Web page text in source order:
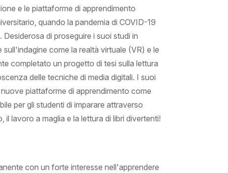
e le piattaforme di apprendimento
quando la pandemia di COVID-19
di proseguire i suoi studi in
come la realtà virtuale (VR) e le
completato un progetto di tesi sulla lettura
delle tecniche di media digitali. I suoi
piattaforme di apprendimento come
per gli studenti di imparare attraverso
lavoro a maglia e la lettura di libri divertenti!
con un forte interesse nell'apprendere